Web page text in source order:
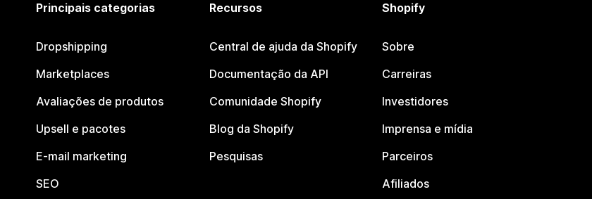
Principais categorias
Dropshipping
Marketplaces
Avaliações de produtos
Upsell e pacotes
E-mail marketing
SEO
Recursos
Central de ajuda da Shopify
Documentação da API
Comunidade Shopify
Blog da Shopify
Pesquisas
Shopify
Sobre
Carreiras
Investidores
Imprensa e mídia
Parceiros
Afiliados